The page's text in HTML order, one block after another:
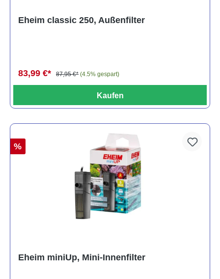
Eheim classic 250, Außenfilter
83,99 €* 87,95 €* (4.5% gespart)
Kaufen
%
Eheim miniUp, Mini-Innenfilter